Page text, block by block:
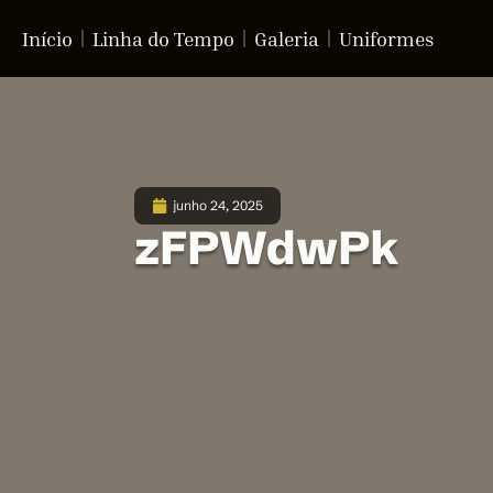
Início Linha do Tempo Galeria Uniformes
junho 24, 2025
zFPWdwPk